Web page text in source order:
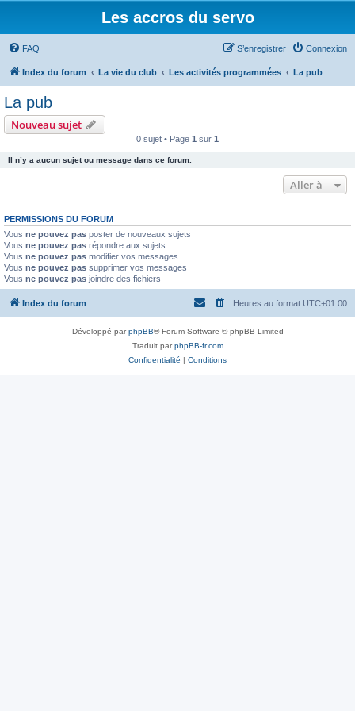
Les accros du servo
FAQ Connexion
S’enregistrer
Index du forum La vie du club Les activités programmées La pub
La pub
Nouveau sujet
0 sujet • Page 1 sur 1
Il n’y a aucun sujet ou message dans ce forum.
Aller à
PERMISSIONS DU FORUM
Vous ne pouvez pas poster de nouveaux sujets
Vous ne pouvez pas répondre aux sujets
Vous ne pouvez pas modifier vos messages
Vous ne pouvez pas supprimer vos messages
Vous ne pouvez pas joindre des fichiers
Index du forum Heures au format UTC+01:00
Développé parphpBB® Forum Software © phpBB Limited
Traduit parphpBB-fr.com
Confidentialité | Conditions